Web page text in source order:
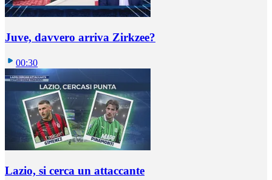
Juve, davvero arriva Zirkzee?
00:30
Lazio, si cerca un attaccante